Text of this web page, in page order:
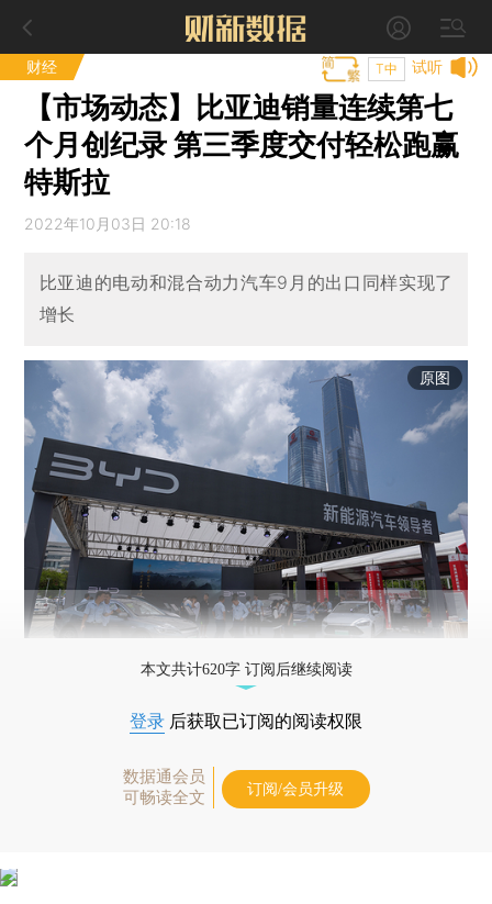
财经 试听
T中
【市场动态】比亚迪销量连续第七
个月创纪录 第三季度交付轻松跑赢
特斯拉
2022年10月03日 20:18
比亚迪的电动和混合动力汽车9月的出口同样实现了
增长
原图
本文共计620字 订阅后继续阅读
登录 后获取已订阅的阅读权限
数据通会员
可畅读全文
订阅/会员升级